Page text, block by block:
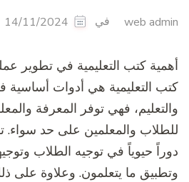
web admin في 14/11/2024
أهمية كتب التعليمية في تطوير
كتب التعليمية هي أدوات أساسية
والتعليم، فهي توفر المعرفة
للطلاب والمعلمين على حد سواء.
دوراً حيوياً في توجيه الطلاب
وتطبيق ما يتعلمون. وعلاوة على